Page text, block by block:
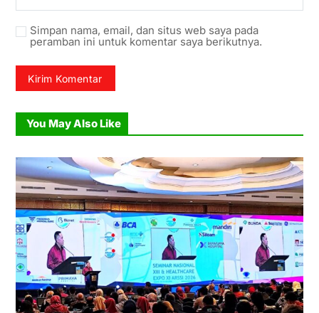
Simpan nama, email, dan situs web saya pada
peramban ini untuk komentar saya berikutnya.
You May Also Like